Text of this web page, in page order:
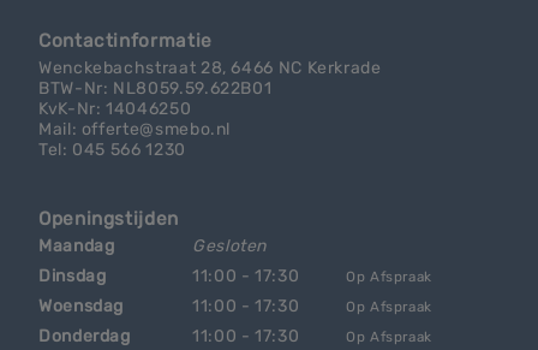
Contactinformatie
Wenckebachstraat 28, 6466 NC Kerkrade
BTW-Nr: NL8059.59.622B01
KvK-Nr: 14046250
Mail: offerte@smebo.nl
Tel: 045 566 1230
Openingstijden
Maandag
Gesloten
Dinsdag
11:00 - 17:30 Op Afspraak
Woensdag 11:00 - 17:30 Op Afspraak
Donderdag 11:00 - 17:30 Op Afspraak